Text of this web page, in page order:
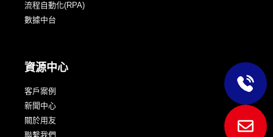
流程自動化(RPA)
數據中台
資源中心
客戶案例
新聞中心
關於用友
聯繫我們